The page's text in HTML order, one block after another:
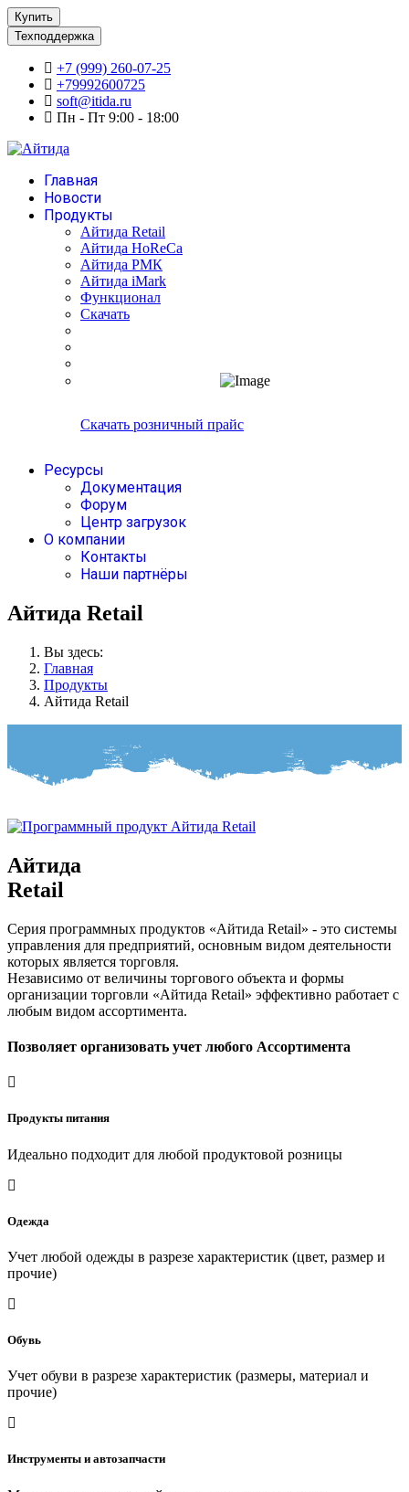
Купить
Техподдержка
+7 (999) 260-07-25
+79992600725
soft@itida.ru
Пн - Пт 9:00 - 18:00
Главная
Новости
Продукты
Айтида Retail
Айтида HoReCa
Айтида РМК
Айтида iMark
Функционал
Скачать
Скачать розничный прайс
Ресурсы
Документация
Форум
Центр загрузок
О компании
Контакты
Наши партнёры
Айтида Retail
Вы здесь:
Главная
Продукты
Айтида Retail
Айтида
Retail
Серия программных продуктов «Айтида Retail» - это системы
управления для предприятий, основным видом деятельности
которых является торговля.
Независимо от величины торгового объекта и формы
организации торговли «Айтида Retail» эффективно работает с
любым видом ассортимента.
Позволяет организовать учет любого Ассортимента
Продукты питания
Идеально подходит для любой продуктовой розницы
Одежда
Учет любой одежды в разрезе характеристик (цвет, размер и
прочие)
Обувь
Учет обуви в разрезе характеристик (размеры, материал и
прочие)
Инструменты и автозапчасти